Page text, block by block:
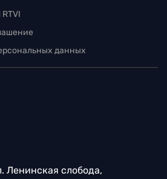
данных
Ленинская слобода,